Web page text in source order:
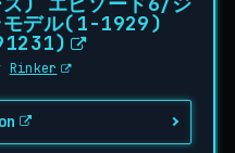
モデル(1-1929)
Rinker